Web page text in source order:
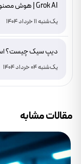
Grok AI | هوش مصنوعی Grok AI
یک‌شنبه 11 خرداد 1404
دانلود
یک‌شنبه 04 خرداد 1404
مقالات مشابه